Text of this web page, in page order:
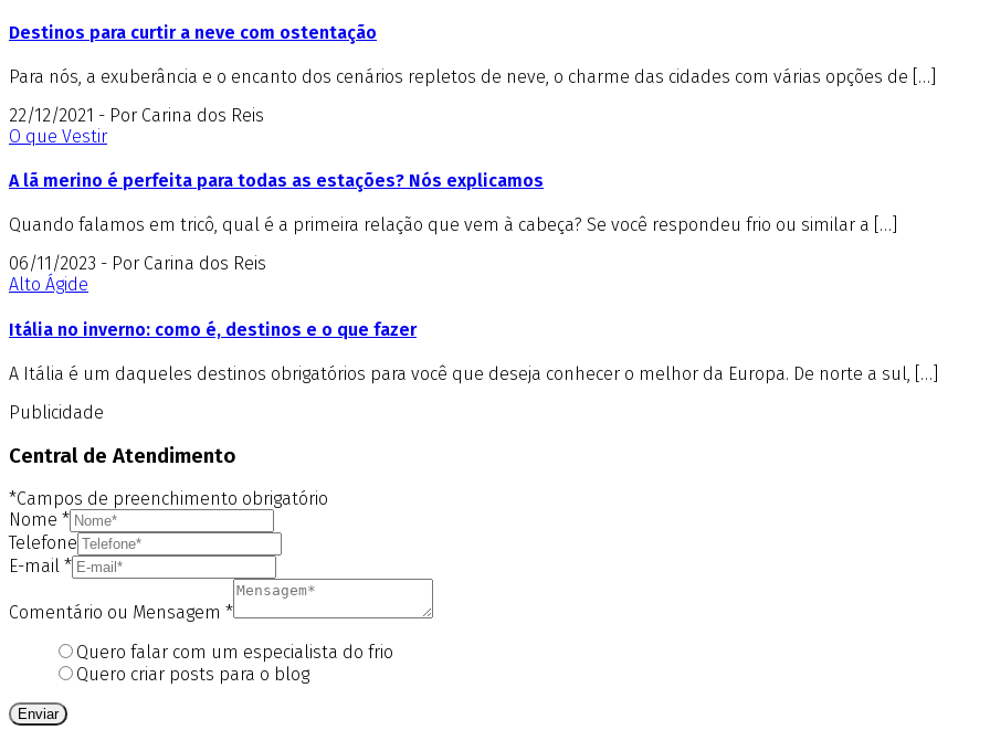
Destinos para curtir a neve com ostentação
Para nós, a exuberância e o encanto dos cenários repletos de neve, o charme das cidades com várias opções de […]
22/12/2021 - Por Carina dos Reis
O que Vestir
A lã merino é perfeita para todas as estações? Nós explicamos
Quando falamos em tricô, qual é a primeira relação que vem à cabeça? Se você respondeu frio ou similar a […]
06/11/2023 - Por Carina dos Reis
Alto Ágide
Itália no inverno: como é, destinos e o que fazer
A Itália é um daqueles destinos obrigatórios para você que deseja conhecer o melhor da Europa. De norte a sul, […]
Publicidade
Central de Atendimento
*Campos de preenchimento obrigatório
Nome *
Telefone
E-mail *
Comentário ou Mensagem *
Quero falar com um especialista do frio
Quero criar posts para o blog
Enviar